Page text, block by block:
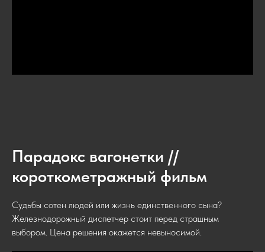
Парадокс вагонетки //
короткометражный фильм
Судьбы сотен людей или жизнь единственного сына?
Железнодорожный диспетчер стоит перед страшным
выбором. Цена решения окажется невыносимой.